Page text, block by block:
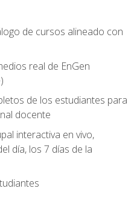
de cursos alineado con
real de EnGen
de los estudiantes para
docente
interactiva en vivo,
día, los 7 días de la